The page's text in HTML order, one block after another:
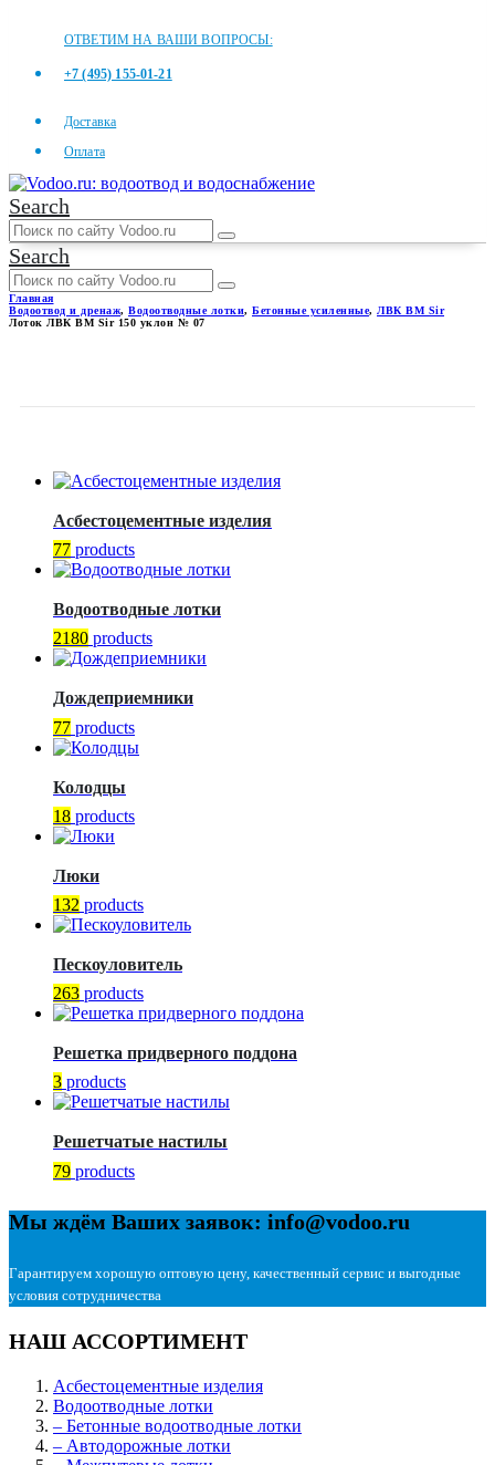
ОТВЕТИМ НА ВАШИ ВОПРОСЫ:
+7 (495) 155-01-21
Доставка
Оплата
Search
Search
Главная
Водоотвод и дренаж, Водоотводные лотки, Бетонные усиленные, ЛВК ВМ Sir
Лоток ЛВК ВМ Sir 150 уклон № 07
Асбестоцементные изделия
77 products
Водоотводные лотки
2180 products
Дождеприемники
77 products
Колодцы
18 products
Люки
132 products
Пескоуловитель
263 products
Решетка придверного поддона
3 products
Решетчатые настилы
79 products
Мы ждём Ваших заявок: info@vodoo.ru
Гарантируем хорошую оптовую цену, качественный сервис и выгодные
условия сотрудничества
НАШ АССОРТИМЕНТ
Асбестоцементные изделия
Водоотводные лотки
– Бетонные водоотводные лотки
– Автодорожные лотки